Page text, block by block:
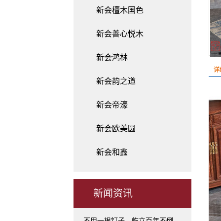
新会檀木国色
新会善心悦木
新会鸿林
新会韵之道
新会帝濠
新会欧美圆
新会和鑫
新闻资讯
详